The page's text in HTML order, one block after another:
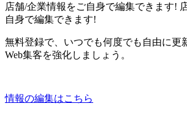
店舗/企業情報をご自身で編集できます!
自身で編集できます!
無料登録で、いつでも何度でも自由に更
Web集客を強化しましょう。
情報の編集はこちら